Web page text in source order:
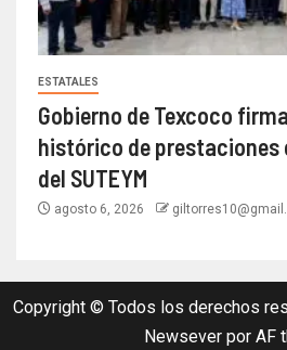
ESTATALES
Gobierno de Texcoco
histórico de
del SUTEYM
agosto 6, 2026
Copyright © Todos los derechos
Newsever por AF